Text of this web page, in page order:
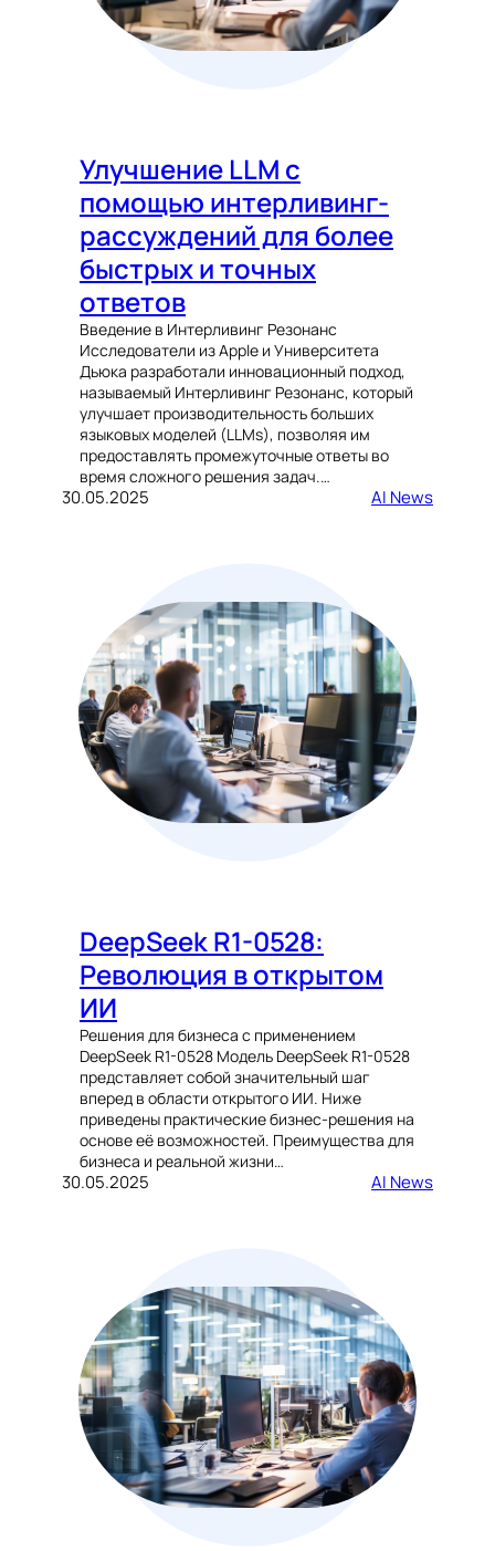
Улучшение LLM с
помощью интерливинг-
рассуждений для более
быстрых и точных
ответов
Введение в Интерливинг Резонанс
Исследователи из Apple и Университета
Дьюка разработали инновационный подход,
называемый Интерливинг Резонанс, который
улучшает производительность больших
языковых моделей (LLMs), позволяя им
предоставлять промежуточные ответы во
время сложного решения задач.…
30.05.2025 AI News
DeepSeek R1-0528:
Революция в открытом
ИИ
Решения для бизнеса с применением
DeepSeek R1-0528 Модель DeepSeek R1-0528
представляет собой значительный шаг
вперед в области открытого ИИ. Ниже
приведены практические бизнес-решения на
основе её возможностей. Преимущества для
бизнеса и реальной жизни…
30.05.2025 AI News